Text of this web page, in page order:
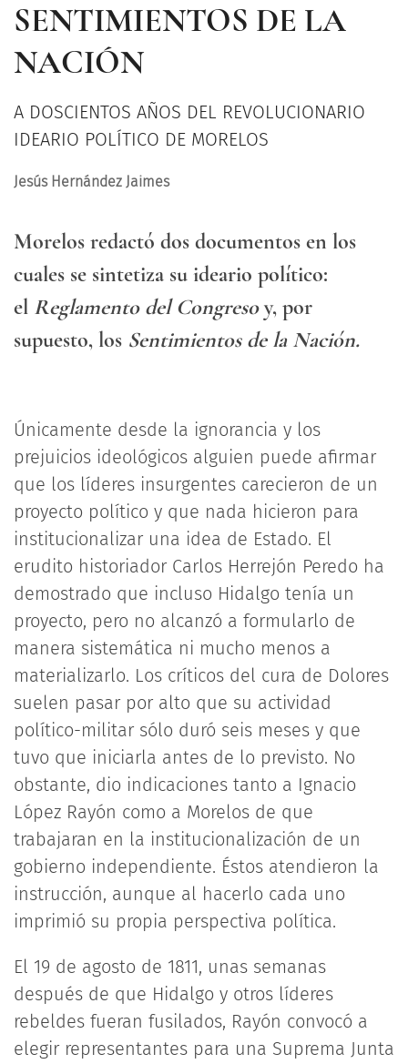
SENTIMIENTOS DE LA
NACIÓN
A DOSCIENTOS AÑOS DEL REVOLUCIONARIO
IDEARIO POLÍTICO DE MORELOS
Jesús Hernández Jaimes
Morelos redactó dos documentos en los
cuales se sintetiza su ideario político:
el Reglamento del Congresoy, por
supuesto, los Sentimientos de la Nación.
Únicamente desde la ignorancia y los
prejuicios ideológicos alguien puede afirmar
que los líderes insurgentes carecieron de un
proyecto político y que nada hicieron para
institucionalizar una idea de Estado. El
erudito historiador Carlos Herrejón Peredo ha
demostrado que incluso Hidalgo tenía un
proyecto, pero no alcanzó a formularlo de
manera sistemática ni mucho menos a
materializarlo. Los críticos del cura de Dolores
suelen pasar por alto que su actividad
político-militar sólo duró seis meses y que
tuvo que iniciarla antes de lo previsto. No
obstante, dio indicaciones tanto a Ignacio
López Rayón como a Morelos de que
trabajaran en la institucionalización de un
gobierno independiente. Éstos atendieron la
instrucción, aunque al hacerlo cada uno
imprimió su propia perspectiva política.
El 19 de agosto de 1811, unas semanas
después de que Hidalgo y otros líderes
rebeldes fueran fusilados, Rayón convocó a
elegir representantes para una Suprema Junta